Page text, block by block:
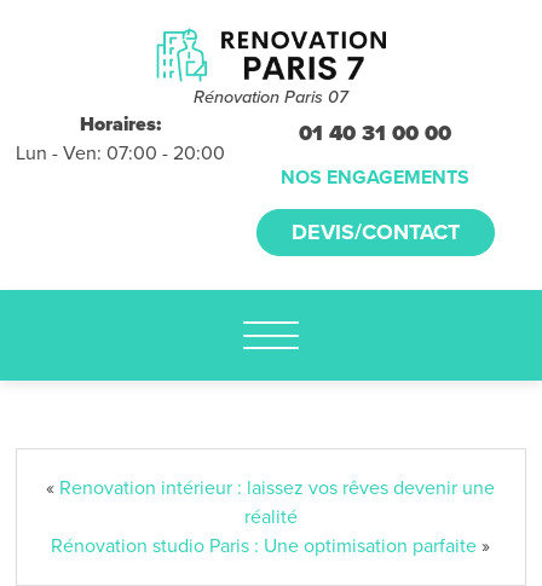
Rénovation Paris 07
Horaires:
Lun - Ven: 07:00 - 20:00
01 40 31 00 00
NOS ENGAGEMENTS
DEVIS/CONTACT
déplacements
gratuitssans
engagement
appelez-nous :
01.40.31.00.00
« Renovation intérieur : laissez vos rêves devenir une
réalité
Rénovation studio Paris : Une optimisation parfaite »